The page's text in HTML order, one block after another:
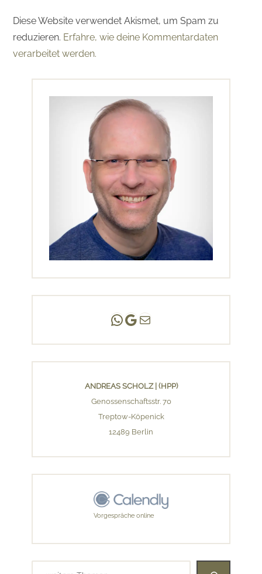
Diese Website verwendet Akismet, um Spam zu
reduzieren. Erfahre, wie deine Kommentardaten
verarbeitet werden.
Andreas Scholz | (HPP)
Praxis Adlershof
E-Mail an mich ...
ANDREAS SCHOLZ | (HPP)
Genossenschaftsstr. 70
Treptow-Köpenick
12489 Berlin
Vorgespräche online